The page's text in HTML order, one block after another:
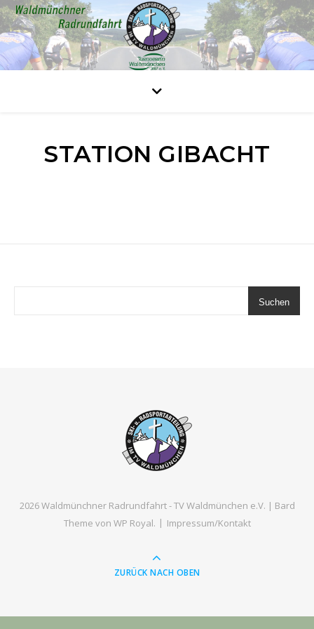
STATION GIBACHT
Suchen
2026 Waldmünchner Radrundfahrt - TV Waldmünchen e.V. | Bard
Theme von WP Royal. Impressum/Kontakt
ZURÜCK NACH OBEN